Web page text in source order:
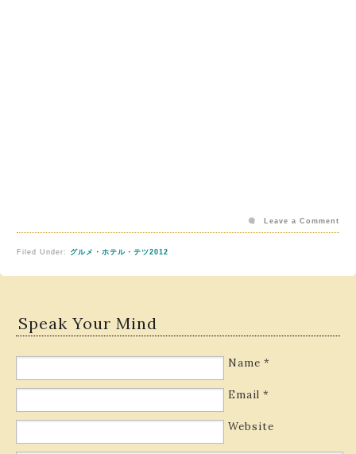
Filed Under: グルメ・ホテル・テツ2012
Leave a Comment
Speak Your Mind
Name *
Email *
Website